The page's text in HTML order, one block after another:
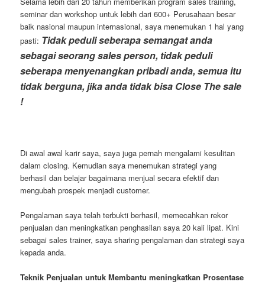
seminar dan workshop untuk lebih dari 600+ Perusahaan besar
baik nasional maupun internasional, saya menemukan 1 hal yang
pasti: Tidak peduli seberapa semangat anda
sebagai seorang sales person, tidak peduli
seberapa menyenangkan pribadi anda, semua itu
tidak berguna, jika anda tidak bisa Close The sale
!
Di awal awal karir saya, saya juga pernah mengalami kesulitan
dalam closing. Kemudian saya menemukan strategi yang
berhasil dan belajar bagaimana menjual secara efektif dan
mengubah prospek menjadi customer.
Pengalaman saya telah terbukti berhasil, memecahkan rekor
penjualan dan meningkatkan penghasilan saya 20 kali lipat. Kini
sebagai sales trainer, saya sharing pengalaman dan strategi saya
kepada anda.
Teknik Penjualan untuk Membantu meningkatkan Prosentase